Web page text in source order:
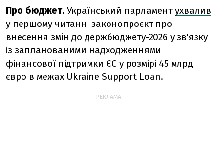
Про бюджет. Український парламентухвалив
у першому читанні законопроєкт про
внесення змін до держбюджету-2026 у зв'язку
із запланованими надходженнями
фінансової підтримки ЄС у розмірі 45 млрд
євро в межах Ukraine Support Loan.
РЕКЛАМА: